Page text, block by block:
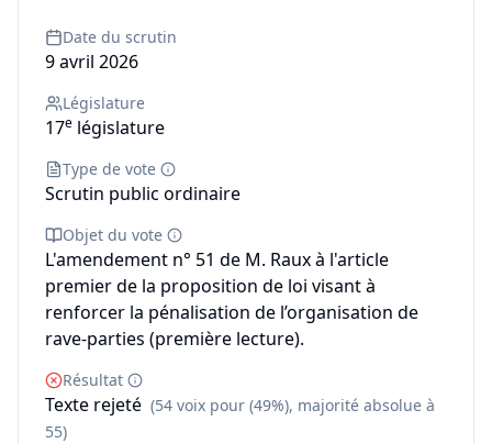
Date du scrutin
9 avril 2026
Législature
17e législature
Type de vote
Scrutin public ordinaire
Objet du vote
L'amendement n° 51 de M. Raux à l'article
premier de la proposition de loi visant à
renforcer la pénalisation de l’organisation de
rave-parties (première lecture).
Résultat
Texte rejeté (54 voix pour (49%), majorité absolue à
55)